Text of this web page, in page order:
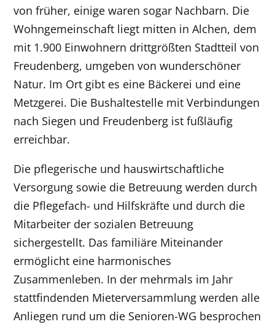
von früher, einige waren sogar Nachbarn. Die
Wohngemeinschaft liegt mitten in Alchen, dem
mit 1.900 Einwohnern drittgrößten Stadtteil von
Freudenberg, umgeben von wunderschöner
Natur. Im Ort gibt es eine Bäckerei und eine
Metzgerei. Die Bushaltestelle mit Verbindungen
nach Siegen und Freudenberg ist fußläufig
erreichbar.
Die pflegerische und hauswirtschaftliche
Versorgung sowie die Betreuung werden durch
die Pflegefach- und Hilfskräfte und durch die
Mitarbeiter der sozialen Betreuung
sichergestellt. Das familiäre Miteinander
ermöglicht eine harmonisches
Zusammenleben. In der mehrmals im Jahr
stattfindenden Mieterversammlung werden alle
Anliegen rund um die Senioren-WG besprochen